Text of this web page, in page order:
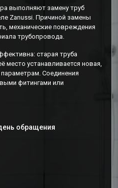
выполняют замену труб
Zanussi. Причиной замены
механические повреждения
трубопровода.
старая труба
место устанавливается новая,
Соединения
фитингами или
обращения